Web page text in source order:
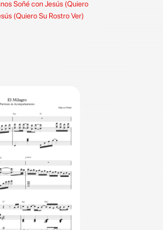
Soñé con Jesús (Quiero
(Quiero Su Rostro Ver)